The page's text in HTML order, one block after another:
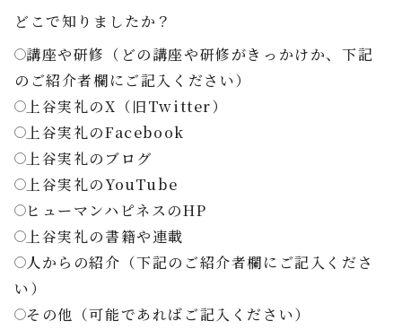
どこで知りましたか？
講座や研修（どの講座や研修がきっかけか、下記
のご紹介者欄にご記入ください）
上谷実礼のX（旧Twitter）
上谷実礼のFacebook
上谷実礼のブログ
上谷実礼のYouTube
ヒューマンハピネスのHP
上谷実礼の書籍や連載
人からの紹介（下記のご紹介者欄にご記入くださ
い）
その他（可能であればご記入ください）